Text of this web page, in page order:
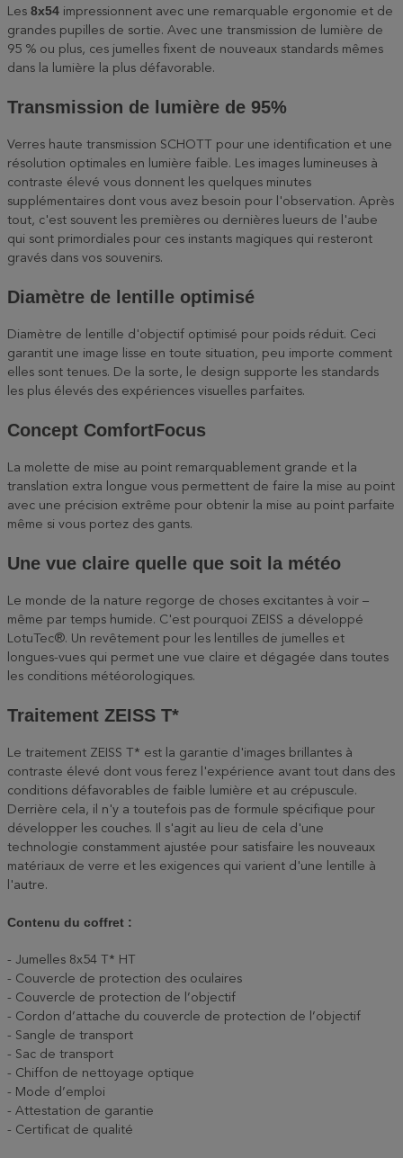
Les 8x54 impressionnent avec une remarquable ergonomie et de
grandes pupilles de sortie. Avec une transmission de lumière de
95 % ou plus, ces jumelles fixent de nouveaux standards mêmes
dans la lumière la plus défavorable.
Transmission de lumière de 95%
Verres haute transmission SCHOTT pour une identification et une
résolution optimales en lumière faible. Les images lumineuses à
contraste élevé vous donnent les quelques minutes
supplémentaires dont vous avez besoin pour l'observation. Après
tout, c'est souvent les premières ou dernières lueurs de l'aube
qui sont primordiales pour ces instants magiques qui resteront
gravés dans vos souvenirs.
Diamètre de lentille optimisé
Diamètre de lentille d'objectif optimisé pour poids réduit. Ceci
garantit une image lisse en toute situation, peu importe comment
elles sont tenues. De la sorte, le design supporte les standards
les plus élevés des expériences visuelles parfaites.
Concept ComfortFocus
La molette de mise au point remarquablement grande et la
translation extra longue vous permettent de faire la mise au point
avec une précision extrême pour obtenir la mise au point parfaite
même si vous portez des gants.
Une vue claire quelle que soit la météo
Le monde de la nature regorge de choses excitantes à voir –
même par temps humide. C'est pourquoi ZEISS a développé
LotuTec®. Un revêtement pour les lentilles de jumelles et
longues-vues qui permet une vue claire et dégagée dans toutes
les conditions météorologiques.
Traitement ZEISS T*
Le traitement ZEISS T* est la garantie d'images brillantes à
contraste élevé dont vous ferez l'expérience avant tout dans des
conditions défavorables de faible lumière et au crépuscule.
Derrière cela, il n'y a toutefois pas de formule spécifique pour
développer les couches. Il s'agit au lieu de cela d'une
technologie constamment ajustée pour satisfaire les nouveaux
matériaux de verre et les exigences qui varient d'une lentille à
l'autre.
Contenu du coffret :
- Jumelles 8x54 T* HT
- Couvercle de protection des oculaires
- Couvercle de protection de l’objectif
- Cordon d’attache du couvercle de protection de l’objectif
- Sangle de transport
- Sac de transport
- Chiffon de nettoyage optique
- Mode d’emploi
- Attestation de garantie
- Certificat de qualité